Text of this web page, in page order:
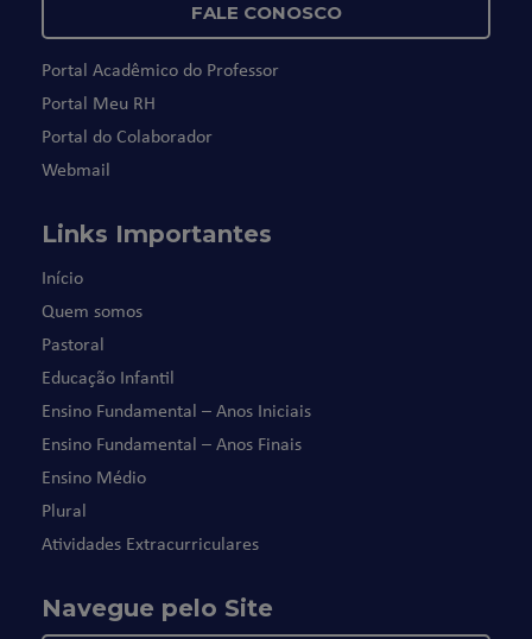
FALE CONOSCO
Portal Acadêmico do Professor
Portal Meu RH
Portal do Colaborador
Webmail
Links Importantes
Início
Quem somos
Pastoral
Educação Infantil
Ensino Fundamental – Anos Iniciais
Ensino Fundamental – Anos Finais
Ensino Médio
Plural
Atividades Extracurriculares
Navegue pelo Site